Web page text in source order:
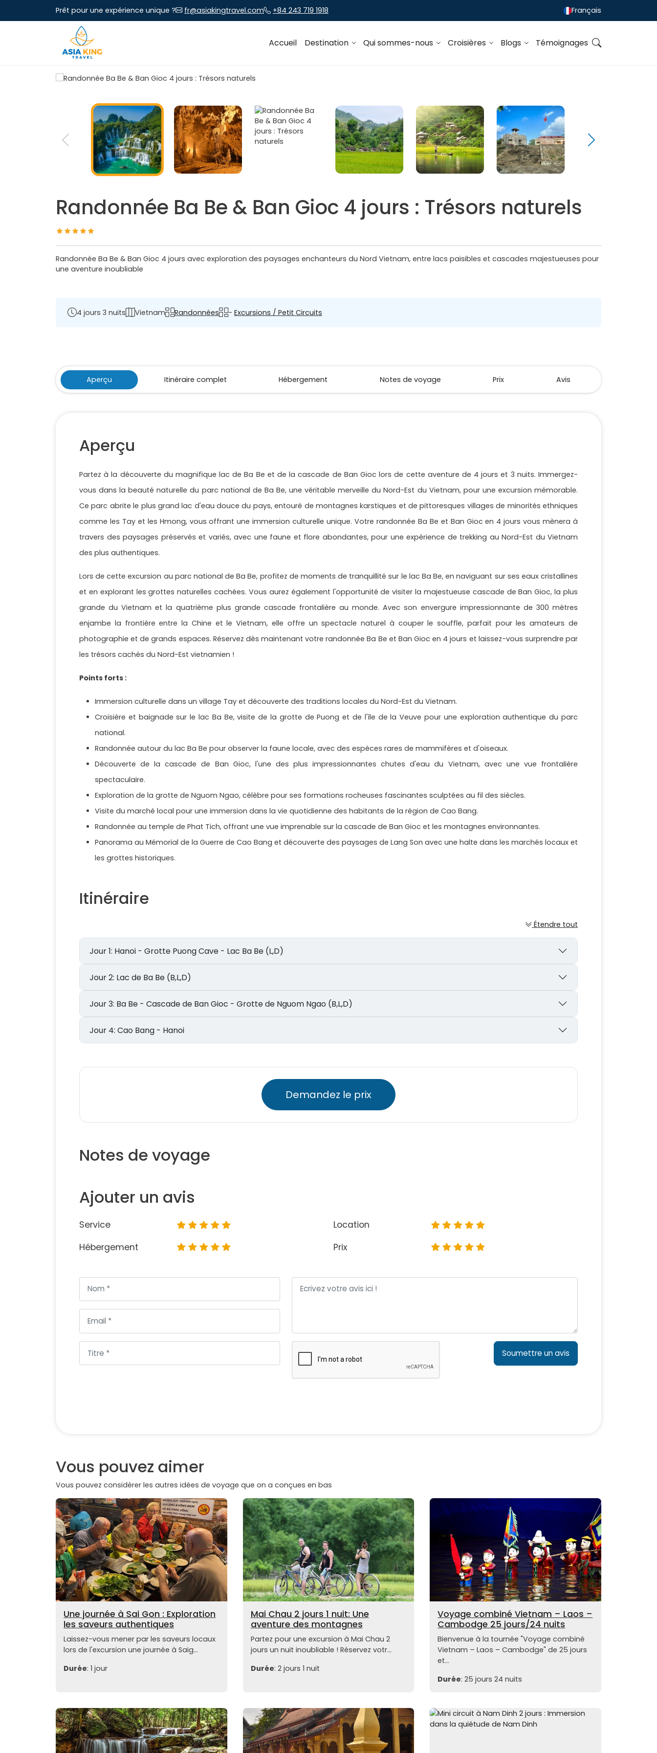
Prêt pour une expérience unique ? fr@asiakingtravel.com +84 243 719 1918 Français
Accueil Destination Qui sommes-nous Croisières Blogs Témoignages
Randonnée Ba Be & Ban Gioc 4 jours : Trésors naturels
Randonnée Ba Be & Ban Gioc 4 jours avec exploration des paysages enchanteurs du Nord Vietnam, entre lacs paisibles et cascades majestueuses pour
une aventure inoubliable
4 jours 3 nuits Vietnam Randonnées - Excursions / Petit Circuits
Aperçu Itinéraire complet Hébergement Notes de voyage Prix Avis
Aperçu
Partez à la découverte du magnifique lac de Ba Be et de la cascade de Ban Gioc lors de cette aventure de 4 jours et 3 nuits. Immergez-
vous dans la beauté naturelle du parc national de Ba Be, une véritable merveille du Nord-Est du Vietnam, pour une excursion mémorable.
Ce parc abrite le plus grand lac d'eau douce du pays, entouré de montagnes karstiques et de pittoresques villages de minorités ethniques
comme les Tay et les Hmong, vous offrant une immersion culturelle unique. Votre randonnée Ba Be et Ban Gioc en 4 jours vous mènera à
travers des paysages préservés et variés, avec une faune et flore abondantes, pour une expérience de trekking au Nord-Est du Vietnam
des plus authentiques.
Lors de cette excursion au parc national de Ba Be, profitez de moments de tranquillité sur le lac Ba Be, en naviguant sur ses eaux cristallines
et en explorant les grottes naturelles cachées. Vous aurez également l'opportunité de visiter la majestueuse cascade de Ban Gioc, la plus
grande du Vietnam et la quatrième plus grande cascade frontalière au monde. Avec son envergure impressionnante de 300 mètres
enjambe la frontière entre la Chine et le Vietnam, elle offre un spectacle naturel à couper le souffle, parfait pour les amateurs de
photographie et de grands espaces. Réservez dès maintenant votre randonnée Ba Be et Ban Gioc en 4 jours et laissez-vous surprendre par
les trésors cachés du Nord-Est vietnamien !
Points forts :
Immersion culturelle dans un village Tay et découverte des traditions locales du Nord-Est du Vietnam.
Croisière et baignade sur le lac Ba Be, visite de la grotte de Puong et de l'île de la Veuve pour une exploration authentique du parc
national.
Randonnée autour du lac Ba Be pour observer la faune locale, avec des espèces rares de mammifères et d'oiseaux.
Découverte de la cascade de Ban Gioc, l'une des plus impressionnantes chutes d'eau du Vietnam, avec une vue frontalière
spectaculaire.
Exploration de la grotte de Nguom Ngao, célèbre pour ses formations rocheuses fascinantes sculptées au fil des siècles.
Visite du marché local pour une immersion dans la vie quotidienne des habitants de la région de Cao Bang.
Randonnée au temple de Phat Tich, offrant une vue imprenable sur la cascade de Ban Gioc et les montagnes environnantes.
Panorama au Mémorial de la Guerre de Cao Bang et découverte des paysages de Lang Son avec une halte dans les marchés locaux et
les grottes historiques.
Itinéraire
Étendre tout
Jour 1: Hanoi - Grotte Puong Cave - Lac Ba Be (L,D)
Jour 2: Lac de Ba Be (B,L,D)
Jour 3: Ba Be - Cascade de Ban Gioc - Grotte de Nguom Ngao (B,L,D)
Jour 4: Cao Bang - Hanoi
Demandez le prix
Notes de voyage
Ajouter un avis
Service
Location
Hébergement
Prix
Soumettre un avis
Vous pouvez aimer
Vous pouvez considérer les autres idées de voyage que on a conçues en bas
Une journée à Sai Gon : Exploration
les saveurs authentiques
Laissez-vous mener par les saveurs locaux
lors de l'excursion une journée à Saig...
Durée: 1 jour
Mai Chau 2 jours 1 nuit: Une
aventure des montagnes
Partez pour une excursion à Mai Chau 2
jours un nuit inoubliable ! Réservez votr...
Durée: 2 jours 1 nuit
Voyage combiné Vietnam – Laos –
Cambodge 25 jours/24 nuits
Bienvenue à la tournée "Voyage combiné
Vietnam – Laos – Cambodge" de 25 jours
et...
Durée: 25 jours 24 nuits